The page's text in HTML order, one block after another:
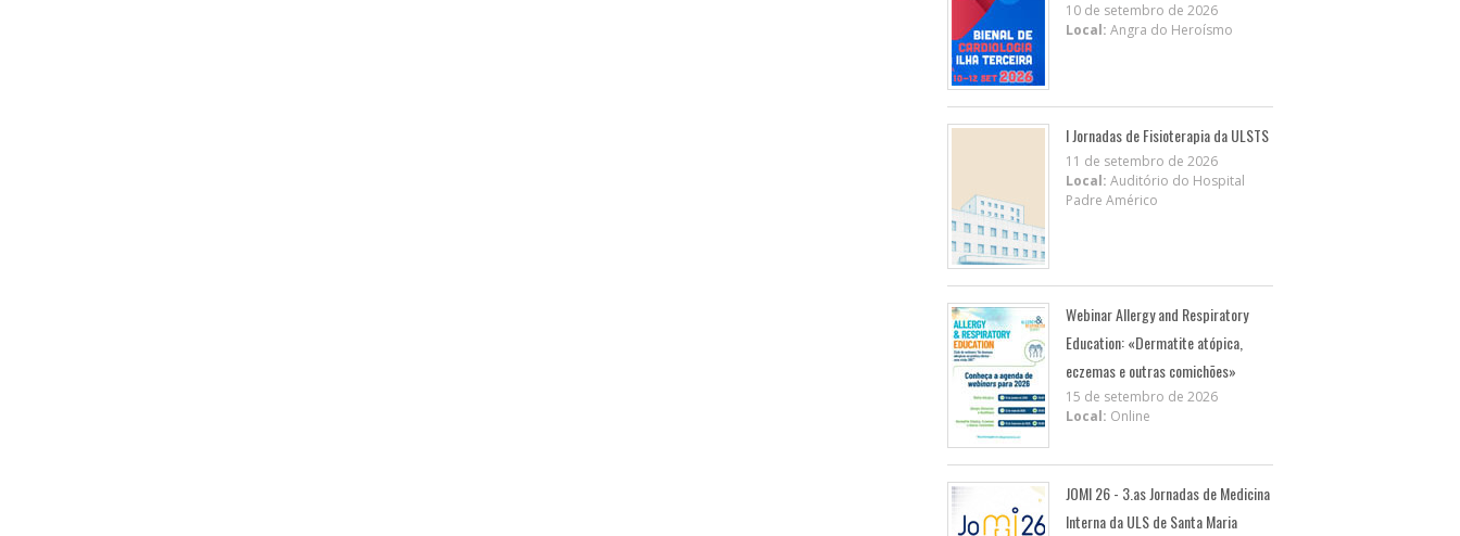
10 de setembro de 2026
Local: Angra do Heroísmo
I Jornadas de Fisioterapia da ULSTS
11 de setembro de 2026
Local: Auditório do Hospital
Padre Américo
Webinar Allergy and Respiratory
Education: «Dermatite atópica,
eczemas e outras comichões»
15 de setembro de 2026
Local: Online
JOMI 26 - 3.as Jornadas de Medicina
Interna da ULS de Santa Maria